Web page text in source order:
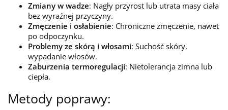
Zmiany w wadze: Nagły przyrost lub utrata masy ciała
bez wyraźnej przyczyny.
Zmęczenie i osłabienie: Chroniczne zmęczenie, nawet
po odpoczynku.
Problemy ze skórą i włosami: Suchość skóry,
wypadanie włosów.
Zaburzenia termoregulacji: Nietolerancja zimna lub
ciepła.
Metody poprawy: